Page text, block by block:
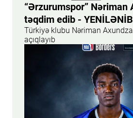
“Ərzurumspor” Nəriman
təqdim edib - YENİLƏNİB
Türkiyə klubu Nəriman
açıqlayıb